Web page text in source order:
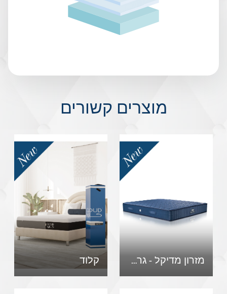
מוצרים קשורים
מזרון מדיקל - גרסה חדשה קלוד